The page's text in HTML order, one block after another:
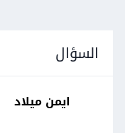
السؤال
ايمن ميلاد